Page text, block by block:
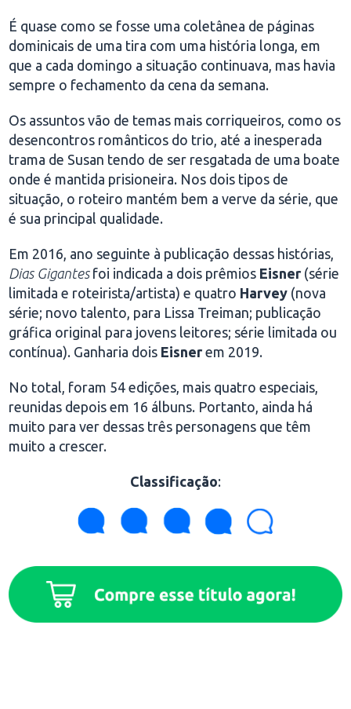
É quase como se fosse uma coletânea de páginas
dominicais de uma tira com uma história longa, em
que a cada domingo a situação continuava, mas havia
sempre o fechamento da cena da semana.
Os assuntos vão de temas mais corriqueiros, como os
desencontros românticos do trio, até a inesperada
trama de Susan tendo de ser resgatada de uma boate
onde é mantida prisioneira. Nos dois tipos de
situação, o roteiro mantém bem a verve da série, que
é sua principal qualidade.
Em 2016, ano seguinte à publicação dessas histórias,
Dias Gigantesfoi indicada a dois prêmios Eisner (série
limitada e roteirista/artista) e quatro Harvey (nova
série; novo talento, para Lissa Treiman; publicação
gráfica original para jovens leitores; série limitada ou
contínua). Ganharia dois Eisner em 2019.
No total, foram 54 edições, mais quatro especiais,
reunidas depois em 16 álbuns. Portanto, ainda há
muito para ver dessas três personagens que têm
muito a crescer.
Classificação: